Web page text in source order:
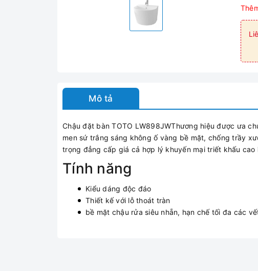
Mô tả
Chậu đặt bàn TOTO LW898JWThương hiệu được ưa
men sứ trắng sáng không ố vàng bề mặt, chống trầy
trọng đẳng cấp giá cả hợp lý khuyến mại triết khấu cao
Tính năng
Kiểu dáng độc đáo
Thiết kế với lỗ thoát tràn
bề mặt chậu rửa siêu nhẵn, hạn chế tối đa các